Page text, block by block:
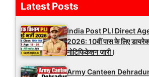
Latest Posts
India Post PLI Direct
2026: 10वीं पास के लिए
नोटिफिकेशन जारी।
Army Canteen